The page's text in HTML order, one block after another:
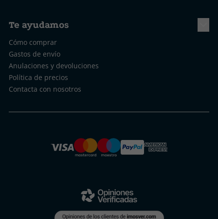
Te ayudamos
Cómo comprar
Gastos de envío
Anulaciones y devoluciones
Política de precios
Contacta con nosotros